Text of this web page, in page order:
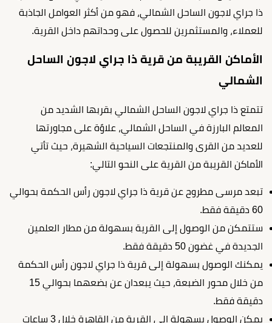
ذا جراي لاجون الساحل الشمالي، فهو من أكثر العوامل الجاذبة
للعملاء، والمستثمرين للحصول على وحداتهم داخل القرية.
الأماكن القريبة من قرية ذا جراي لاجون الساحل
الشمالي
تتمتع ذا جراي لاجون الساحل الشمالي بقربها الشديد من
المعالم البارزة في الساحل الشمالي، علاوًة على مجاورتها
للعديد من القرى والمنتجعات السياحية الشهيرة، حيث تأتي
الأماكن القريبة من القرية على النحو التالي:
تبعد مرسى مطروح عن قرية ذا جراي لاجون رأس الحكمة بحوالي
60 دقيقة فقط.
ستتمكن من الوصول إلى القرية بسهولة من مطار العلمين
الجديدة في غضون 50 دقيقة فقط.
يمكنك الوصول بسهولة إلى قرية ذا جراي لاجون رأس الحكمة
من خلال محور الضبعة، حيث يبعدان عن بضعهما بحوالي 15
دقيقة فقط.
يمكن الوصول بسهولة إلى القرية من القاهرة خلال 3 ساعات